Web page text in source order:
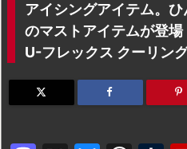
アイシングアイテム。
のマストアイテムが登
U-フレックス クーリン